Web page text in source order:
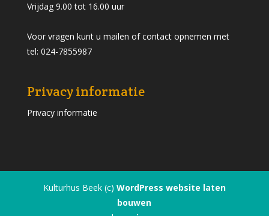
Vrijdag 9.00 tot 16.00 uur
Voor vragen kunt u mailen of contact opnemen met
tel: 024-7855987
Privacy informatie
Privacy informatie
Kulturhus Beek (c) WordPress website laten
bouwen